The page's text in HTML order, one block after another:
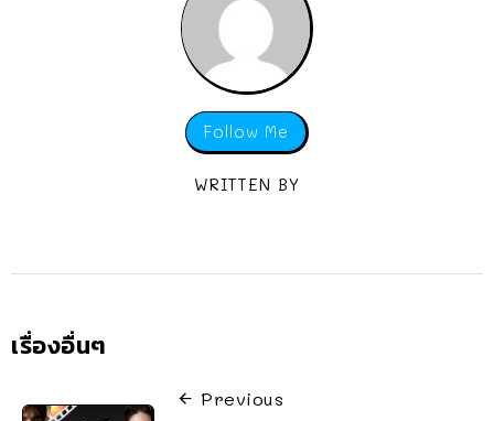
Follow Me
WRITTEN BY
เรื่องอื่นๆ
Previous